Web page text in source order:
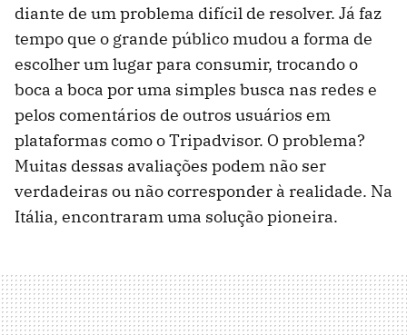
diante de um problema difícil de resolver. Já faz
tempo que o grande público mudou a forma de
escolher um lugar para consumir, trocando o
boca a boca por uma simples busca nas redes e
pelos comentários de outros usuários em
plataformas como o Tripadvisor. O problema?
Muitas dessas avaliações podem não ser
verdadeiras ou não corresponder à realidade. Na
Itália, encontraram uma solução pioneira.